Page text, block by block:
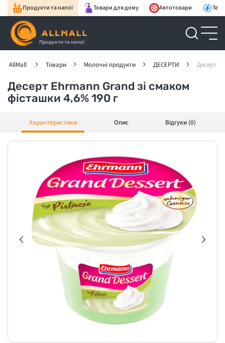
Продукти та напої Товари для дому Автотовари
Продукти та напої
AllMall Товари Молочні продукти ДЕСЕРТИ Десерт
Десерт Ehrmann Grand зі смаком
фісташки 4,6% 190 г
Характеристики Опис Відгуки (0)